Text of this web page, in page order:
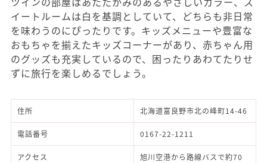
イートルームは白を基調としていて、どちらも非日常
を味わうのにぴったりです。キッズメニューや豊富な
おもちゃを揃えたキッズコーナーがあり、赤ちゃん用
のグッズも充実しているので、困ったりあわてたりせ
ずに旅行を楽しめるでしょう。
住所 北海道富良野市北の峰町14-46
電話番号 0167-22-1211
アクセス
旭川空港から路線バスで約70